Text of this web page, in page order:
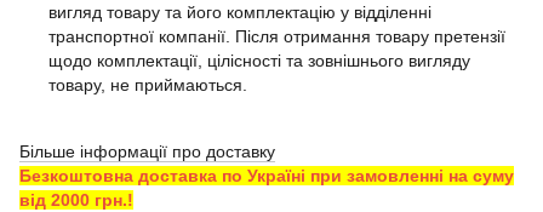
вигляд товару та його комплектацію у відділенні
транспортної компанії. Після отримання товару претензії
щодо комплектації, цілісності та зовнішнього вигляду
товару, не приймаються.
Більше інформації про доставку
Безкоштовна доставка по Україні при замовленні на суму
від 2000 грн.!